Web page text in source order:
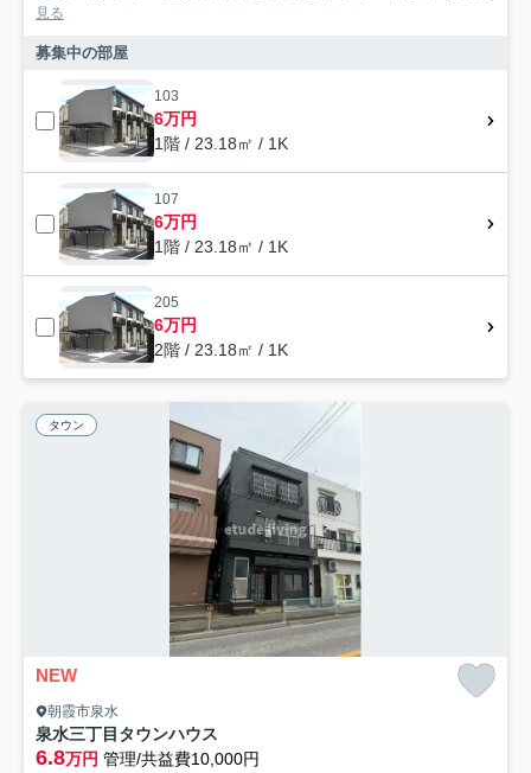
見る
募集中の部屋
103
6万円
1階 / 23.18㎡ / 1K
107
6万円
1階 / 23.18㎡ / 1K
205
6万円
2階 / 23.18㎡ / 1K
タウン
NEW
朝霞市泉水
泉水三丁目タウンハウス
6.8万円 管理/共益費10,000円